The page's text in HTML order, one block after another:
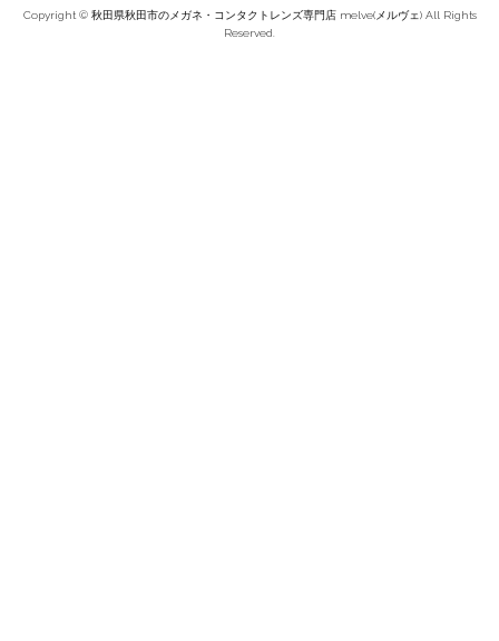
Copyright © 秋田県秋田市のメガネ・コンタクトレンズ専門店 melve(メルヴェ) All Rights
Reserved.